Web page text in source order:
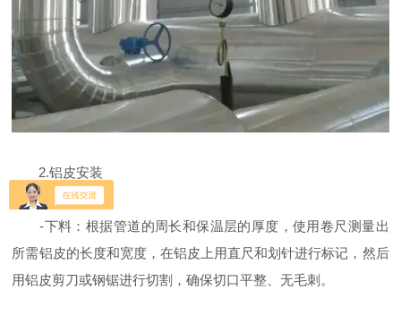
2.铝皮安装
-下料：根据管道的周长和保温层的厚度，使用卷尺测量出
所需铝皮的长度和宽度，在铝皮上用直尺和划针进行标记，然后
用铝皮剪刀或钢锯进行切割，确保切口平整、无毛刺。